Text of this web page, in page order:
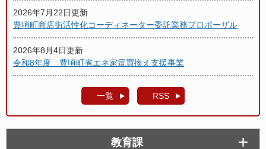
2026年7月22日更新
豊頃町商店街活性化コーディネーター委託業務プロポーザル
2026年8月4日更新
令和8年度 豊頃町省エネ家電買換え支援事業
一覧 RSS
教育課